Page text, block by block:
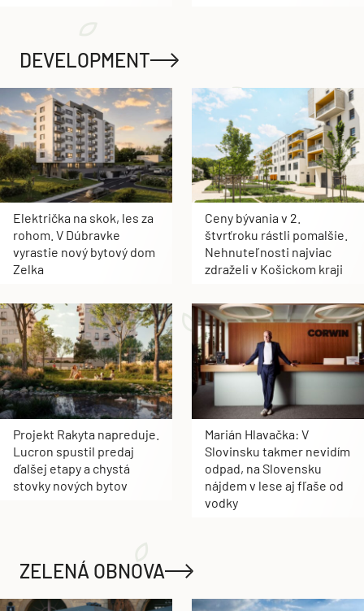
DEVELOPMENT
Električka na skok, les za
rohom. V Dúbravke
vyrastie nový bytový dom
Zelka
Ceny bývania v 2.
štvrťroku rástli pomalšie.
Nehnuteľnosti najviac
zdraželi v Košickom kraji
Projekt Rakyta napreduje.
Lucron spustil predaj
ďalšej etapy a chystá
stovky nových bytov
Marián Hlavačka: V
Slovinsku takmer nevidím
odpad, na Slovensku
nájdem v lese aj fľaše od
vodky
ZELENÁ OBNOVA